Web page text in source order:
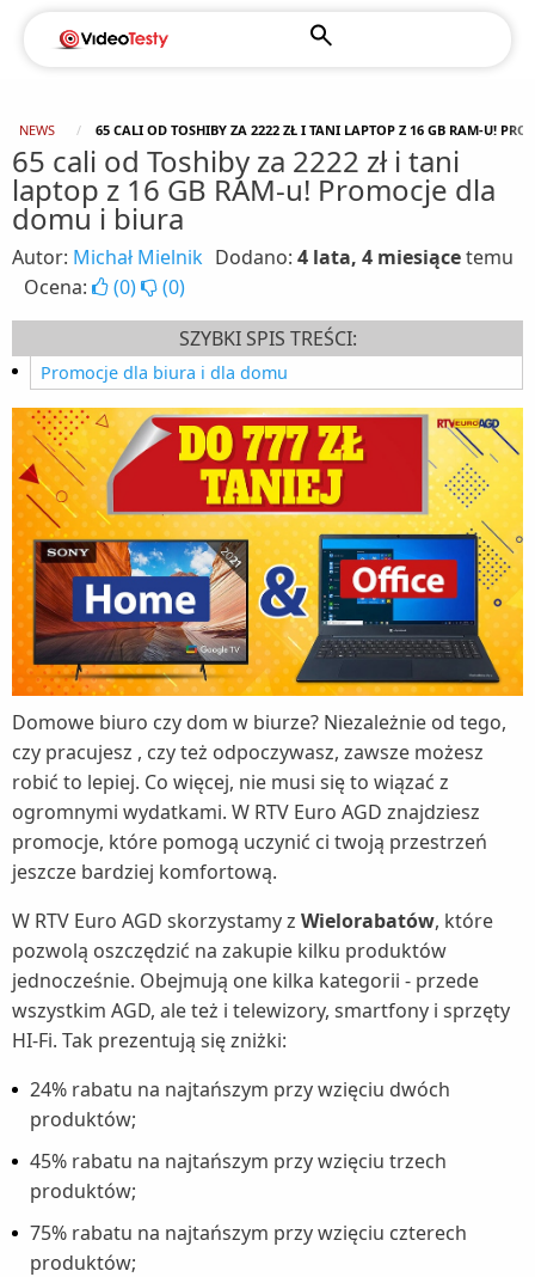
NEWS 65 CALI OD TOSHIBY ZA 2222 ZŁ I TANI LAPTOP Z 16 GB RAM-U!
65 cali od Toshiby za 2222 zł i tani
laptop z 16 GB RAM-u! Promocje dla
domu i biura
Autor: Michał Mielnik Dodano: 4 lata, 4 miesiącetemu
Ocena:
(0) (0)
SZYBKI SPIS TREŚCI:
Promocje dla biura i dla domu
Domowe biuro czy dom w biurze? Niezależnie od tego,
czy pracujesz , czy też odpoczywasz, zawsze możesz
robić to lepiej. Co więcej, nie musi się to wiązać z
ogromnymi wydatkami. W RTV Euro AGD znajdziesz
promocje, które pomogą uczynić ci twoją przestrzeń
jeszcze bardziej komfortową.
W RTV Euro AGD skorzystamy z Wielorabatów, które
pozwolą oszczędzić na zakupie kilku produktów
jednocześnie. Obejmują one kilka kategorii - przede
wszystkim AGD, ale też i telewizory, smartfony i sprzęty
HI-Fi. Tak prezentują się zniżki:
24% rabatu na najtańszym przy wzięciu dwóch
produktów;
45% rabatu na najtańszym przy wzięciu trzech
produktów;
75% rabatu na najtańszym przy wzięciu czterech
produktów;